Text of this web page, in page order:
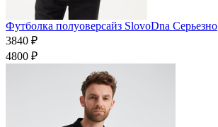
Футболка полуоверсайз SlovoDna Серьезно
3840 ₽
4800 ₽